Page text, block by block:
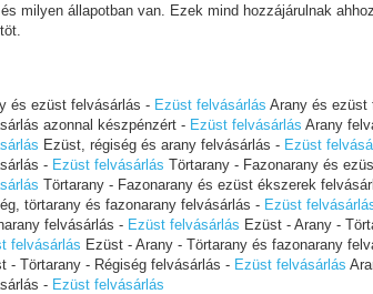
milyen állapotban van. Ezek mind hozzájárulnak
és ezüst felvásárlás - Ezüst felvásárlás Arany és ezüst
azonnal készpénzért - Ezüst felvásárlás Arany
Ezüst, régiség és arany felvásárlás - Ezüst
- Ezüst felvásárlás Törtarany - Fazonarany és
Törtarany - Fazonarany és ezüst ékszerek
törtarany és fazonarany felvásárlás - Ezüst
felvásárlás - Ezüst felvásárlás Ezüst - Arany -
felvásárlás Ezüst - Arany - Törtarany és fazonarany
- Törtarany - Régiség felvásárlás - Ezüst felvásárlás
- Ezüst felvásárlás